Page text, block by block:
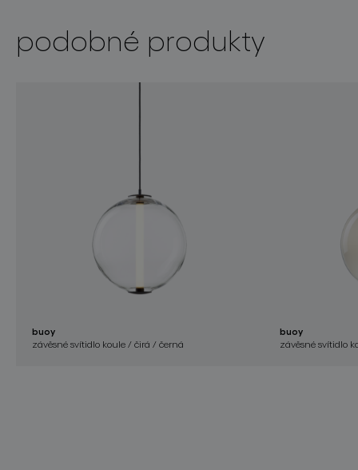
podobné produkty
buoy
závěsné svítidlo koule / čirá / černá
buoy
závěsné svítidlo